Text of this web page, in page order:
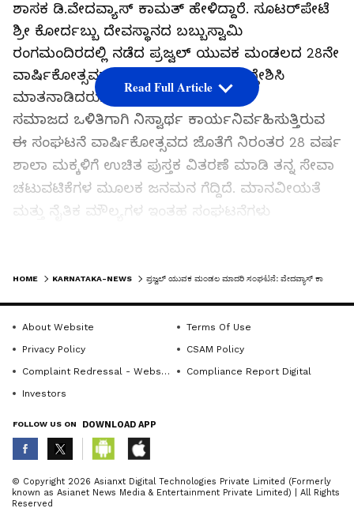
ಶಾಸಕ ಡಿ.ವೇದವ್ಯಾಸ್ ಕಾಮತ್ ಹೇಳಿದ್ದಾರೆ. ಸೂಟರ್‌ಪೇಟೆ
ಶ್ರೀ ಕೋರ್ದಬ್ಬು ದೇವಸ್ಥಾನದ ಬಬ್ಬುಸ್ವಾಮಿ
ರಂಗಮಂದಿರದಲ್ಲಿ ನಡೆದ ಪ್ರಜ್ವಲ್ ಯುವಕ ಮಂಡಲದ 28ನೇ
ವಾರ್ಷಿಕೋತ್ಸವದ ಸಭಾ ಕಾರ್ಯಕ್ರಮವನ್ನುದ್ದೇಶಿಸಿ
ಮಾತನಾಡಿದರು.
ಸಮಾಜದ ಒಳಿತಿಗಾಗಿ ನಿಸ್ವಾರ್ಥ ಕಾರ್ಯನಿರ್ವಹಿಸುತ್ತಿರುವ
ಈ ಸಂಘಟನೆ ವಾರ್ಷಿಕೋತ್ಸವದ ಜೊತೆಗೆ ನಿರಂತರ 28 ವರ್ಷ
ಶಾಲಾ ಮಕ್ಕಳಿಗೆ ಉಚಿತ ಪುಸ್ತಕ ವಿತರಣೆ ಮಾಡಿ ತನ್ನ ಸೇವಾ
ಚಟುವಟಿಕೆಗಳ ಮೂಲಕ ಜನಮನ ಗೆದ್ದಿದೆ. ಮಾನವೀಯತೆ
ಮತ್ತು ನೈತಿಕ ಮೌಲ್ಯಗಳ ಇಂತಹ ಸಂಘಟನೆಗಳು
ಪ್ರಜ್ವಲ್ ಯುವಕ ಮಂಡಲದ ಗೌರವಾಧ್ಯಕ್ಷ, ನಿವೃತ್ತ
ಪೇಟೆ ಶ್ರೀ ಕೋರ್ದಬ್ಬು ದೈವಸ್ಥಾನದ ಗುರಿಕಾರ
ಎಸ್.ರಾಘವೇಂದ್ರ, ಸುರತ್ಕಲ್ ಬಂಟರ ಸಂಘದ ಅಧ್ಯಕ್ಷ
ಪುಷ್ಪರಾಜ್ ಶೆಟ್ಟಿ, ಅಭಿಮತ ವಾಹಿನಿಯ ನಿರ್ದೇಶಕಿ ಮಮತಾ
ಶೆಟ್ಟಿ, ನಿಕಟಪೂರ್ವ ಕಾರ್ಪೊರೇಟರ್ ಭರತ್ ಕುಮಾರ್,
ಮಂಡಲದ ಗೌರವ ಸಲಹೆಗಾರರಾದ ಕೆ.ಕೆ.ಪೇಜಾವರ,
ಎಸ್.ಜಗದೀಶ್ಚಂದ್ರ ಅಂಚನ್, ಅಧ್ಯಕ್ಷ ಅಭಿಲಾಷ್ ಇದ್ದರು.
Read Full Article
ABOUT THE AUTHOR
K KannadaprabhaNewsNetwork
HOME KARNATAKA-NEWS
About Website
Terms Of Use
Privacy Policy
CSAM Policy
Complaint Redressal - Website
Compliance Report Digital
Investors
FOLLOW US ON DOWNLOAD APP
© Copyright 2026 Asianxt Digital Technologies Private Limited (Formerly
known as Asianet News Media & Entertainment Private Limited) | All Rights
Reserved